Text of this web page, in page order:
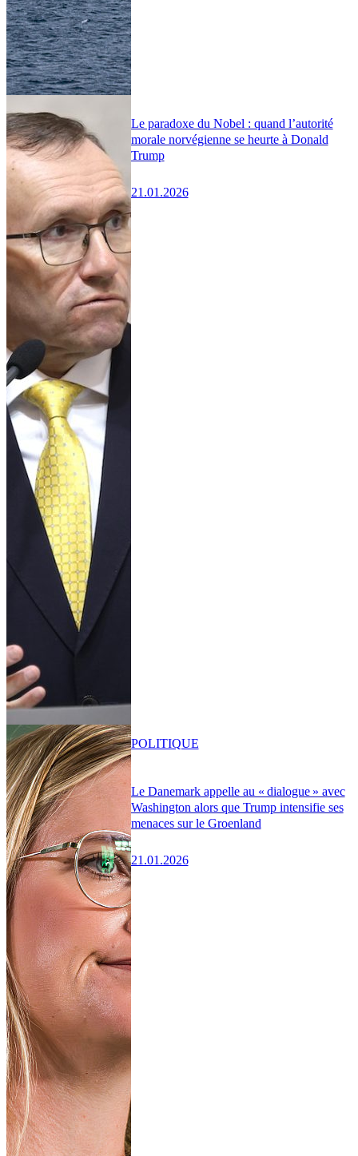
Le paradoxe du Nobel : quand l’autorité
morale norvégienne se heurte à Donald
Trump
21.01.2026
Le Danemark appelle au « dialogue » avec
Washington alors que Trump intensifie ses
menaces sur le Groenland
21.01.2026
POLITIQUE